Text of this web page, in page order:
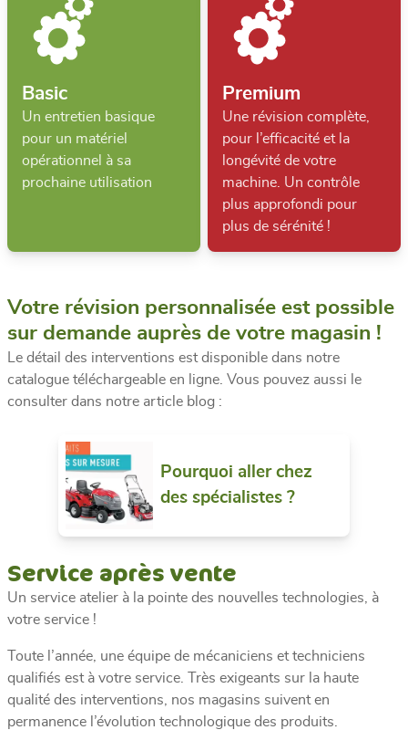
Basic
Un entretien basique
pour un matériel
opérationnel à sa
prochaine utilisation
Premium
Une révision complète,
pour l’efficacité et la
longévité de votre
machine. Un contrôle
plus approfondi pour
plus de sérénité !
Votre révision personnalisée est possible
sur demande auprès de votre magasin !
Le détail des interventions est disponible dans notre
catalogue téléchargeable en ligne. Vous pouvez aussi le
consulter dans notre article blog :
Pourquoi aller chez
des spécialistes ?
Service après vente
Un service atelier à la pointe des nouvelles technologies, à
votre service !
Toute l’année, une équipe de mécaniciens et techniciens
qualifiés est à votre service. Très exigeants sur la haute
qualité des interventions, nos magasins suivent en
permanence l’évolution technologique des produits.